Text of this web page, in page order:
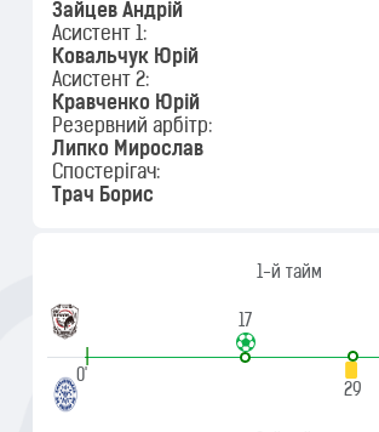
Зайцев Андрій
Асистент 1:
Ковальчук Юрій
Асистент 2:
Кравченко Юрій
Резервний арбітр:
Липко Мирослав
Спостерігач:
Трач Борис
1-й тайм
17
|
0'
29